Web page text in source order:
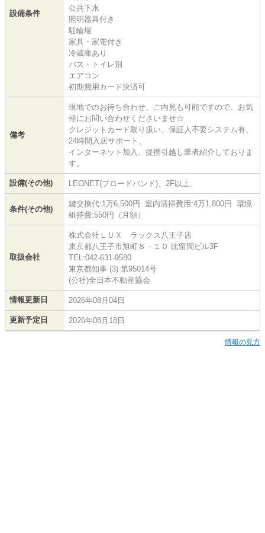
設備条件
公共下水
照明器具付き
駐輪場
家具・家電付き
冷蔵庫あり
バス・トイレ別
エアコン
初期費用カード決済可
備考
現地でのお待ち合わせ、ご内見も可能ですので、お気
軽にお問い合わせくださいませ☆
クレジットカード取り扱い、保証人不要システム有、
24時間入居サポート、
インターネット加入、提携引越し業者紹介しておりま
す。
設備(その他) LEONET(ブロードバンド)、2F以上、
条件(その他)
鍵交換代:1万6,500円 室内清掃費用:4万1,800円 環境
維持費:550円（月額）
取扱会社
株式会社ＬＵＸ ラックス八王子店
東京都八王子市旭町８－１０ 比留間ビル3F
TEL:042-631-9580
東京都知事 (3) 第95014号
(公社)全日本不動産協会
情報更新日 2026年08月04日
更新予定日 2026年08月18日
情報の見方